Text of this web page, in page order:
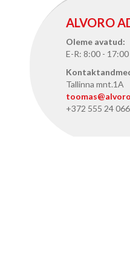
ALVORO
Oleme avatud:
E-R: 8:00 - 17:00
Tallinna mnt.1A
+372 555 24 066